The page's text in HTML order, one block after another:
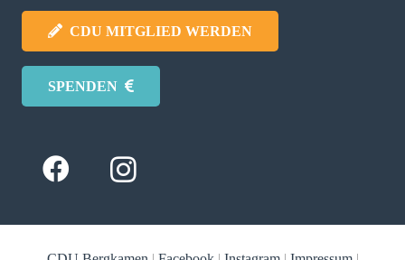
CDU MITGLIED WERDEN
SPENDEN